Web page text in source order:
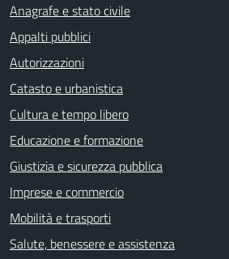
Anagrafe e stato civile
Appalti pubblici
Autorizzazioni
Catasto e urbanistica
Cultura e tempo libero
Educazione e formazione
Giustizia e sicurezza pubblica
Imprese e commercio
Mobilità e trasporti
Salute, benessere e assistenza